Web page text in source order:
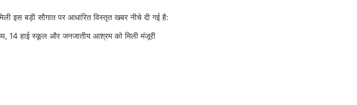
इस बड़ी सौगात पर आधारित विस्तृत खबर नीचे दी गई है:
14 हाई स्कूल और जनजातीय आश्रम को मिली मंजूरी